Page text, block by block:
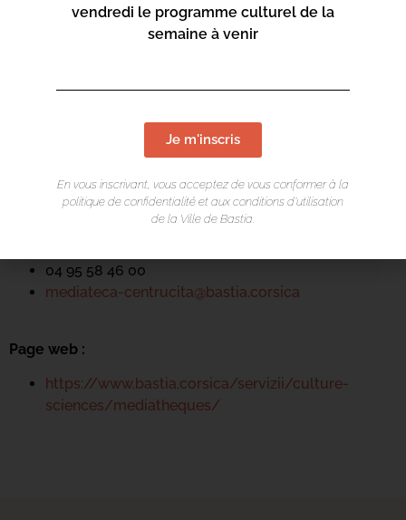
LIEU DE L'ÉVÉNEMENT
Mediateca Centru Cità
Rue Favalelli
20200 Bastia
04 95 58 46 00
mediateca-centrucita@bastia.corsica
Page web :
https://www.bastia.corsica/servizii/culture-
sciences/mediatheques/
vendredi le programme culturel de la
semaine à venir
Je m'inscris
En vous inscrivant, vous acceptez de vous conformer à la
politique de confidentialité et aux conditions d’utilisation
de la Ville de Bastia.